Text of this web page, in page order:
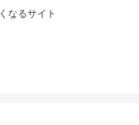
なるサイト